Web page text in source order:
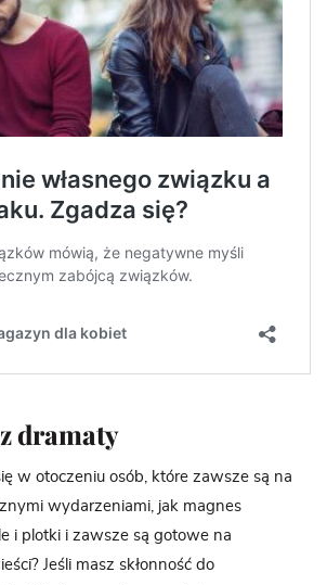
dramaty
w otoczeniu osób, które zawsze są na
wydarzeniami, jak magnes
i plotki i zawsze są gotowe na
Jeśli masz skłonność do